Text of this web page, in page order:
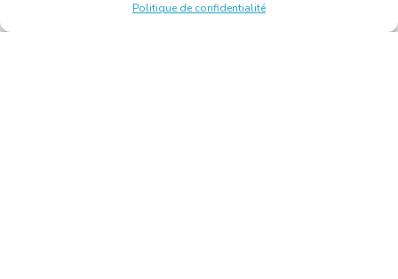
Politique de confidentialité